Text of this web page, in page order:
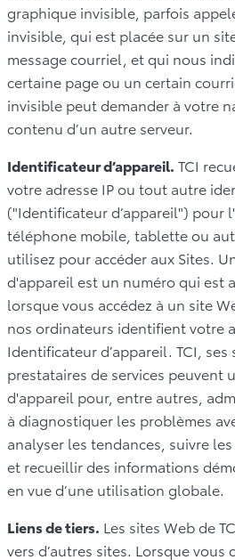
graphique invisible, parfois
invisible, qui est placée sur un
message courriel, et qui nous
certaine page ou un certain
invisible peut demander à votre
contenu d’un autre serveur.
Identificateur d’appareil. TCI
votre adresse IP ou tout autre
("Identificateur d’appareil") pour
téléphone mobile, tablette ou
utilisez pour accéder aux Sites.
d'appareil est un numéro qui est
lorsque vous accédez à un site
nos ordinateurs identifient votre
Identificateur d’appareil. TCI,
prestataires de services peuvent
d'appareil pour, entre autres,
à diagnostiquer les problèmes
analyser les tendances, suivre
et recueillir des informations
en vue d’une utilisation globale.
Liens de tiers. Les sites Web de
vers d’autres sites. Lorsque